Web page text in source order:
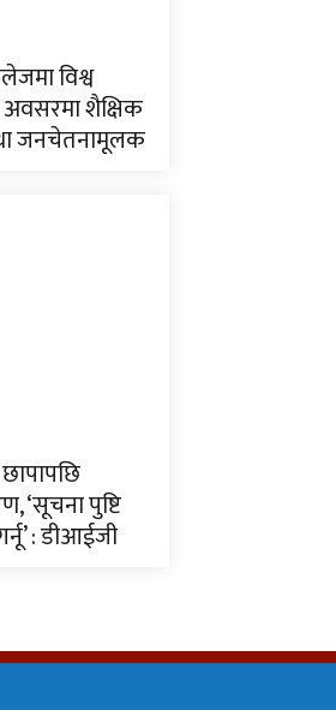
विश्व
शैक्षिक
जनचेतनामूलक
‘सूचना पुष्टि
: डीआईजी